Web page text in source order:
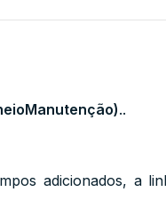
..
adicionados, a